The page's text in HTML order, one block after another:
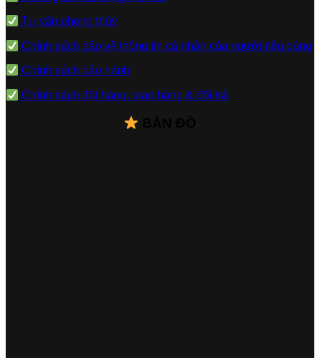
Tư vấn phong thủy
Chính sách bảo vệ thông tin cá nhân của người tiêu dùng
Chính sách bảo hành
Chính sách đặt hàng, giao hàng & đổi trả